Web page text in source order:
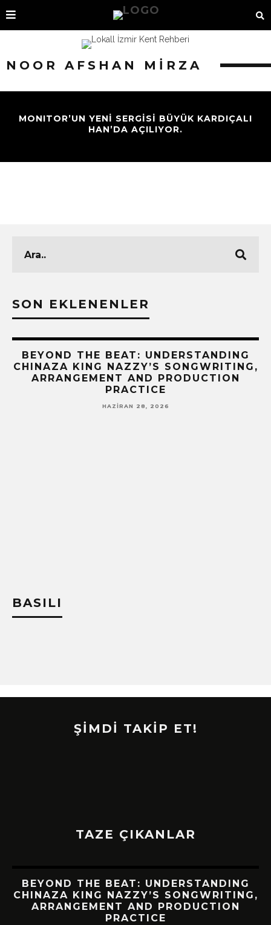
NOOR AFSHAN MIRZA
MONITOR’UN YENİ SERGİSİ BÜYÜK KARDIÇALI
HAN’DA AÇILIYOR.
SON EKLENENLER
BEYOND THE BEAT: UNDERSTANDING
CHINAZA KING NAZZY’S SONGWRITING,
ARRANGEMENT AND PRODUCTION
PRACTICE
HAZIRAN 28, 2026
BASILI
ŞİMDİ TAKİP ET!
TAZE ÇIKANLAR
BEYOND THE BEAT: UNDERSTANDING
CHINAZA KING NAZZY’S SONGWRITING,
ARRANGEMENT AND PRODUCTION
PRACTICE